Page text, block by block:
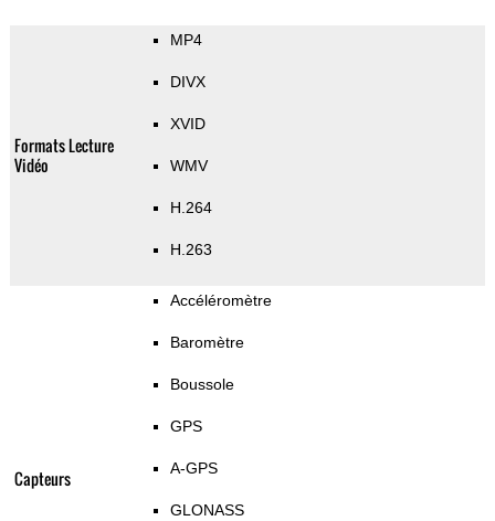
Formats Lecture
Vidéo
MP4
DIVX
XVID
WMV
H.264
H.263
Capteurs
Accéléromètre
Baromètre
Boussole
GPS
A-GPS
GLONASS